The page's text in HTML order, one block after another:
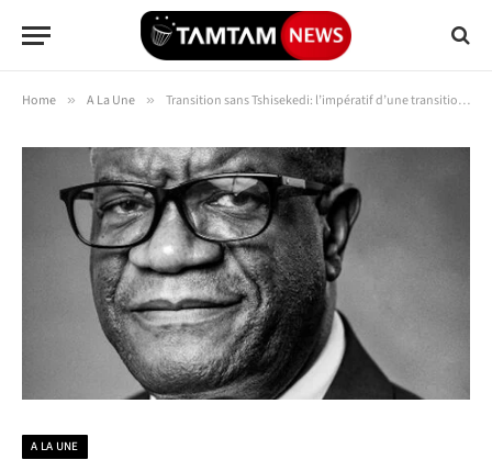
Home » A La Une » Transition sans Tshisekedi: l’impératif d’une transition avec le Prix Nobel Dénis Mukwege se dessine
A LA UNE